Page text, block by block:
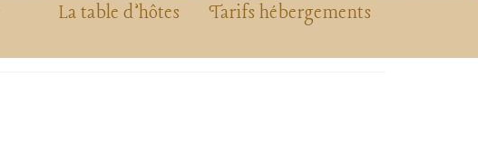
La table d’hôtes Tarifs hébergements